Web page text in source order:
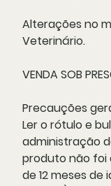
Alterações no
Veterinário.
VENDA SOB
Precauções
Ler o rótulo e
administração
produto não foi
de 12 meses